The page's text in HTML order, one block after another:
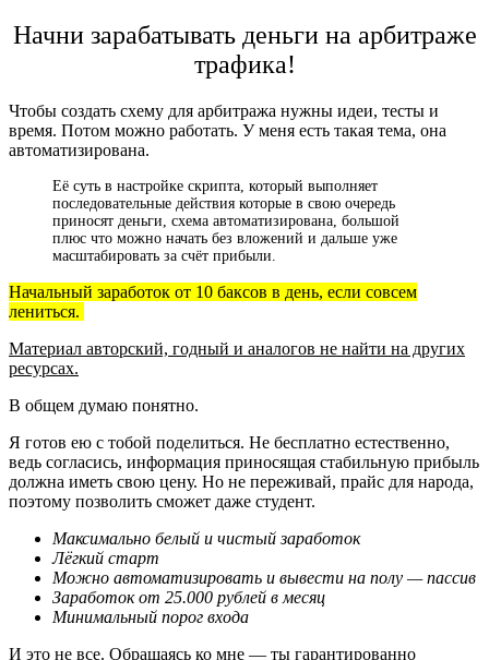
Начни зарабатывать деньги на арбитраже
трафика!
Чтобы создать схему для арбитража нужны идеи, тесты и
время. Потом можно работать. У меня есть такая тема, она
автоматизирована.
Её суть в настройке скрипта, который выполняет
последовательные действия которые в свою очередь
приносят деньги, схема автоматизирована, большой
плюс что можно начать без вложений и дальше уже
масштабировать за счёт прибыли.
Начальный заработок от 10 баксов в день, если совсем
лениться.
Материал авторский, годный и аналогов не найти на других
ресурсах.
В общем думаю понятно.
Я готов ею с тобой поделиться. Не бесплатно естественно,
ведь согласись, информация приносящая стабильную прибыль
должна иметь свою цену. Но не переживай, прайс для народа,
поэтому позволить сможет даже студент.
Максимально белый и чистый заработок
Лёгкий старт
Можно автоматизировать и вывести на полу — пассив
Заработок от 25.000 рублей в месяц
Минимальный порог входа
И это не все. Обращаясь ко мне — ты гарантированно